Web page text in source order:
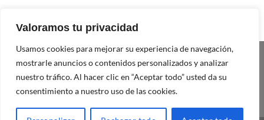
Valoramos tu privacidad
Usamos cookies para mejorar su experiencia de navegación,
mostrarle anuncios o contenidos personalizados y analizar
nuestro tráfico. Al hacer clic en “Aceptar todo” usted da su
consentimiento a nuestro uso de las cookies.